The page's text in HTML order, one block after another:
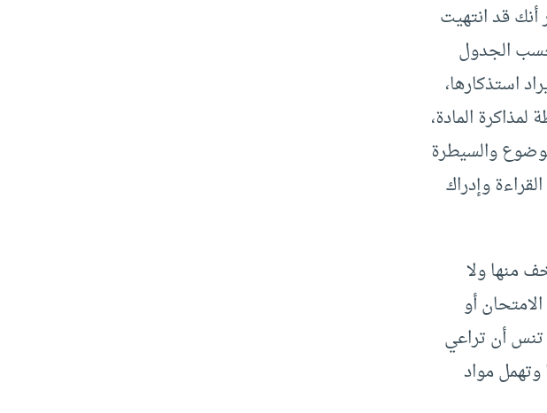
قد انتهيت
الجدول
استذكارها،
المادة،
والسيطرة
وإدراك
منها ولا
أو
تنس أن تراعي
مواد